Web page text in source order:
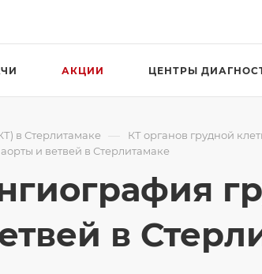
АКЦИИ ЦЕНТРЫ
в Стерлитамаке — КТ органов грудной
и ветвей в Стерлитамаке
в